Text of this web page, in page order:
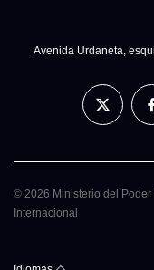
Avenida Urdaneta,
© 2026 Ministerio del
Internacional